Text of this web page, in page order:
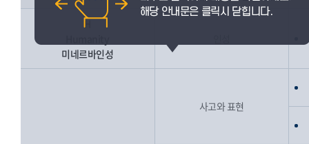
H
미네르바인성
사고와 표현